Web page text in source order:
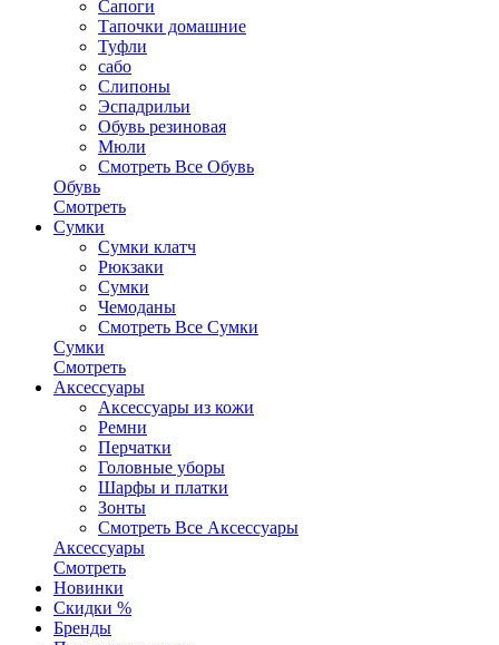
Сапоги
Тапочки домашние
Туфли
сабо
Слипоны
Эспадрильи
Обувь резиновая
Мюли
Смотреть Все Обувь
Обувь
Смотреть
Сумки
Сумки клатч
Рюкзаки
Сумки
Чемоданы
Смотреть Все Сумки
Сумки
Смотреть
Аксессуары
Аксессуары из кожи
Ремни
Перчатки
Головные уборы
Шарфы и платки
Зонты
Смотреть Все Аксессуары
Аксессуары
Смотреть
Новинки
Скидки %
Бренды